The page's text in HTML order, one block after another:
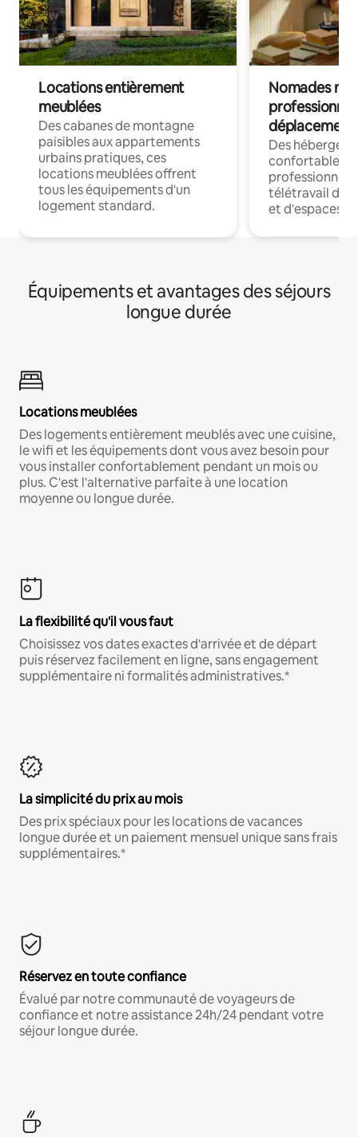
Locations entièrement
meublées
Des cabanes de montagne
paisibles aux appartements
urbains pratiques, ces
locations meublées offrent
tous les équipements d'un
logement standard.
Nomades
déplacement
Des
confortables
professionnels
télétravail
et d'espaces
Équipements et avantages des séjours
longue durée
Locations meublées
Des logements entièrement meublés avec une cuisine,
le wifi et les équipements dont vous avez besoin pour
vous installer confortablement pendant un mois ou
plus. C'est l'alternative parfaite à une location
moyenne ou longue durée.
La flexibilité qu'il vous faut
Choisissez vos dates exactes d'arrivée et de départ
puis réservez facilement en ligne, sans engagement
supplémentaire ni formalités administratives.*
La simplicité du prix au mois
Des prix spéciaux pour les locations de vacances
longue durée et un paiement mensuel unique sans frais
supplémentaires.*
Réservez en toute confiance
Évalué par notre communauté de voyageurs de
confiance et notre assistance 24h/24 pendant votre
séjour longue durée.